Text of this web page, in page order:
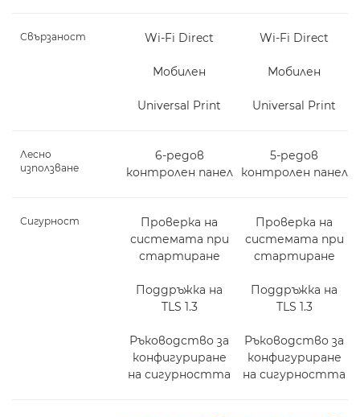
Свързаност Wi-Fi Direct
Мобилен
Universal Print
Wi-Fi Direct
Мобилен
Universal Print
Лесно
използване
6-редов
контролен панел
5-редов
контролен панел
Сигурност
Проверка на
системата при
стартиране
Поддръжка на
TLS 1.3
Ръководство за
конфигуриране
на сигурността
Проверка на
системата при
стартиране
Поддръжка на
TLS 1.3
Ръководство за
конфигуриране
на сигурността